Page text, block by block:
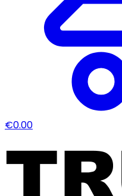
€0.00